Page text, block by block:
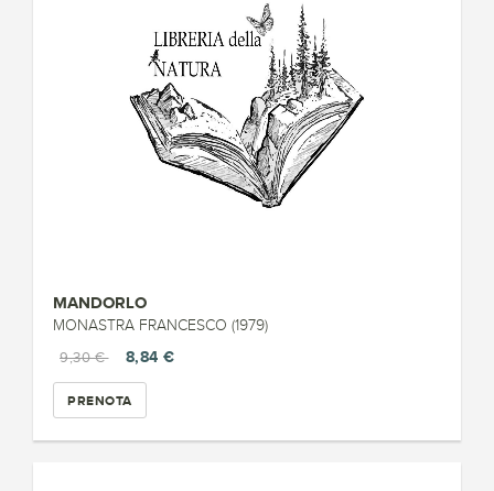
MANDORLO
MONASTRA FRANCESCO (1979)
9,30 €
8,84 €
PRENOTA